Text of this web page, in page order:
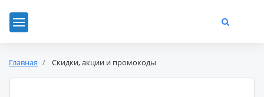
Главная Скидки, акции и промокоды